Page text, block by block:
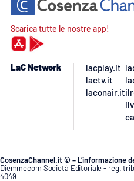
Scarica tutte le nostre app!
LaC Network
lacplay.it
lactv.it
laconair.it
CosenzaChannel.it © – L’informazione
Diemmecom Società Editoriale - reg.
4049